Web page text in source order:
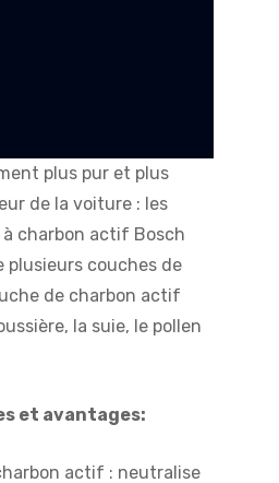
plus pur et plus
de la voiture : les
charbon actif Bosch
plusieurs couches de
de charbon actif
la suie, le pollen
et avantages:
actif : neutralise